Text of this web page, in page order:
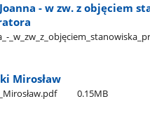
- w zw. z objęciem
Mirosław
0.15MB